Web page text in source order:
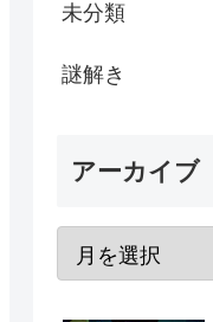
未分類
謎解き
アーカイブ